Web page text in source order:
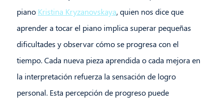
piano Kristina Kryzanovskaya, quien nos dice que
aprender a tocar el piano implica superar pequeñas
dificultades y observar cómo se progresa con el
tiempo. Cada nueva pieza aprendida o cada mejora en
la interpretación refuerza la sensación de logro
personal. Esta percepción de progreso puede